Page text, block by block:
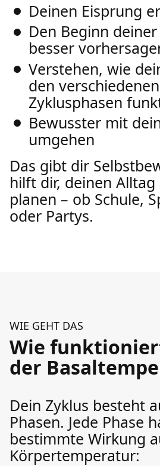
Deinen Eisprung
Den Beginn
besser
Verstehen, wie
den verschiedenen
Zyklusphasen
Bewusster mit
umgehen
Das gibt dir
hilft dir, deinen Alltag
planen – ob Schule,
oder Partys.
WIE GEHT DAS
Wie
der
Dein Zyklus besteht
Phasen. Jede Phase
bestimmte Wirkung
Körpertemperatur: